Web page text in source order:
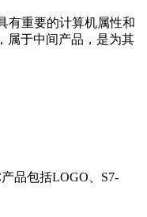
有重要的计算机属性和
属于中间产品，是为其
品包括LOGO、S7-